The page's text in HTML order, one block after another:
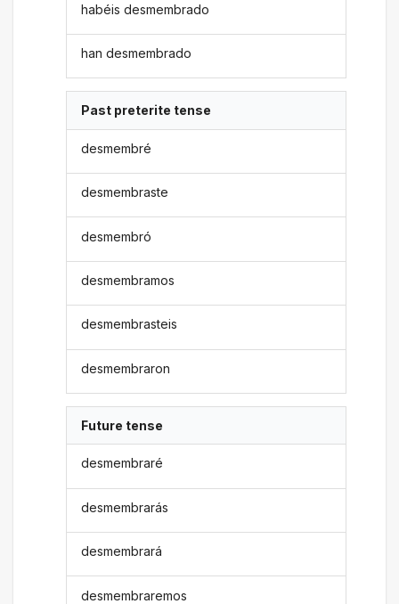
habéis desmembrado
han desmembrado
Past preterite tense
desmembré
desmembraste
desmembró
desmembramos
desmembrasteis
desmembraron
Future tense
desmembraré
desmembrarás
desmembrará
desmembraremos